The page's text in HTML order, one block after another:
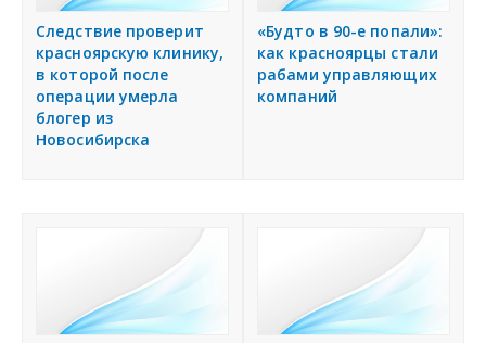
Следствие проверит
красноярскую клинику,
в которой после
операции умерла
блогер из
Новосибирска
«Будто в 90-е попали»:
как красноярцы стали
рабами управляющих
компаний